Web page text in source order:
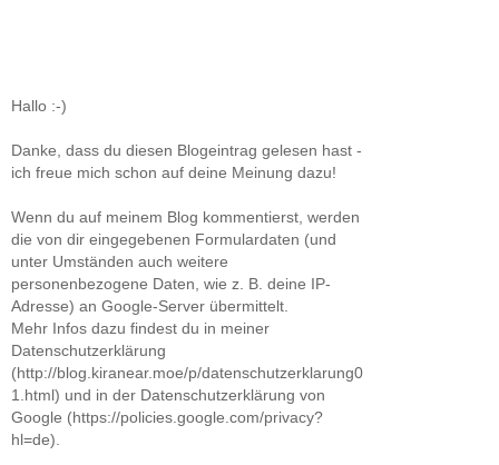
Hallo :-)
Danke, dass du diesen Blogeintrag gelesen hast -
ich freue mich schon auf deine Meinung dazu!
Wenn du auf meinem Blog kommentierst, werden
die von dir eingegebenen Formulardaten (und
unter Umständen auch weitere
personenbezogene Daten, wie z. B. deine IP-
Adresse) an Google-Server übermittelt.
Mehr Infos dazu findest du in meiner
Datenschutzerklärung
(http://blog.kiranear.moe/p/datenschutzerklarung0
1.html) und in der Datenschutzerklärung von
Google (https://policies.google.com/privacy?
hl=de).